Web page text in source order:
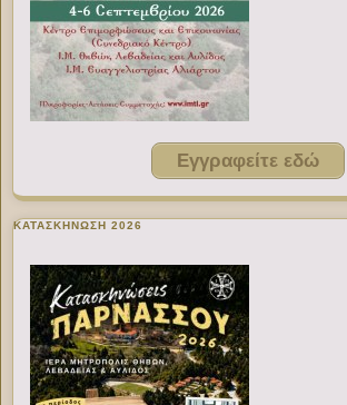
Εγγραφείτε εδώ
ΚΑΤΑΣΚΗΝΩΣΗ 2026